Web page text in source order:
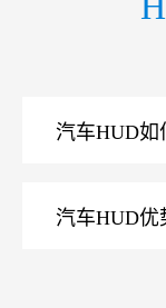
汽车HUD如
汽车HUD优